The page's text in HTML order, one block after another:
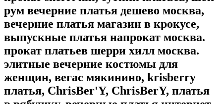
рум вечерние платья дешево москва,
вечерние платья магазин в крокусе,
выпускные платья напрокат москва.
прокат платьев шерри хилл москва.
элитные вечерние костюмы для
женщин, вегас мякинино, krisberry
платья, ChrisBer'Y, ChrisBerY, платья